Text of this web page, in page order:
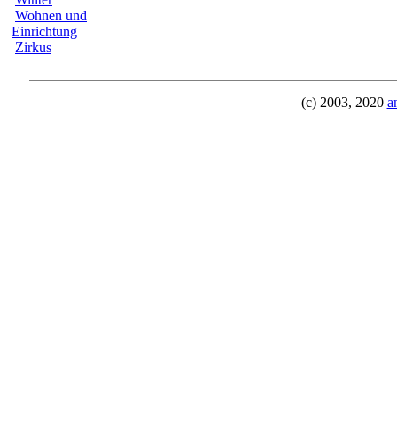
Wohnen und
Einrichtung
Zirkus
(c) 2003, 2020